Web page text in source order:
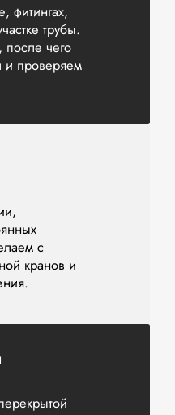
фитингах,
трубы.
после чего
проверяем
с
кранов и